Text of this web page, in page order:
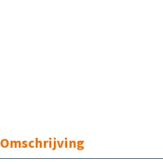
Omschrijving